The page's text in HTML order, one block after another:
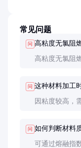
常见问题
问 高粘度无氯阻
高粘度无氯阻
问 这种材料加工
因粘度较高，
问 如何判断材料
可通过熔融指